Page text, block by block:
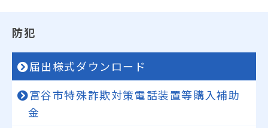
防犯
届出様式ダウンロード
富谷市特殊詐欺対策電話装置等購入補助
金